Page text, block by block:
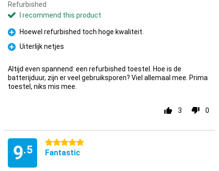
Refurbished
I recommend this product
Pro
Hoewel refurbished toch hoge kwaliteit.
Pro
Uiterlijk netjes
Altijd even spannend: een refurbished toestel. Hoe is de
batterijduur, zijn er veel gebruiksporen? Viel allemaal mee. Prima
toestel, niks mis mee.
3 0
9.5
5 stars
Fantastic